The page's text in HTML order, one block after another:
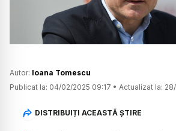
Autor: Ioana Tomescu
Publicat la: 04/02/2025 09:17 • Actualizat la:
DISTRIBUIȚI ACEASTĂ ȘTIRE